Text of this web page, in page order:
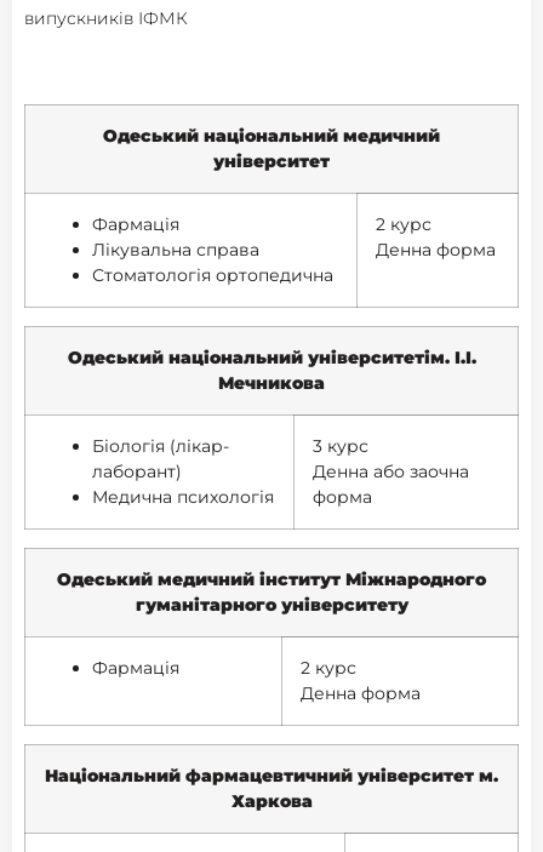
випускників ІФМК
Одеський національний медичний
університет
Фармація
Лікувальна справа
Стоматологія ортопедична
2 курс
Денна форма
Одеський національний університетім. І.І.
Мечникова
Біологія (лікар-
лаборант)
Медична психологія
3 курс
Денна або заочна
форма
Одеський медичний інститут Міжнародного
гуманітарного університету
Фармація
2 курс
Денна форма
Національний фармацевтичний університет м.
Харкова